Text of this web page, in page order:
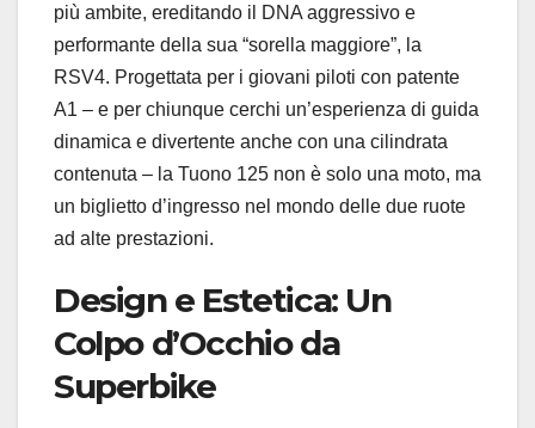
più ambite, ereditando il DNA aggressivo e
performante della sua “sorella maggiore”, la
RSV4. Progettata per i giovani piloti con patente
A1 – e per chiunque cerchi un’esperienza di guida
dinamica e divertente anche con una cilindrata
contenuta – la Tuono 125 non è solo una moto, ma
un biglietto d’ingresso nel mondo delle due ruote
ad alte prestazioni.
Design e Estetica: Un
Colpo d’Occhio da
Superbike